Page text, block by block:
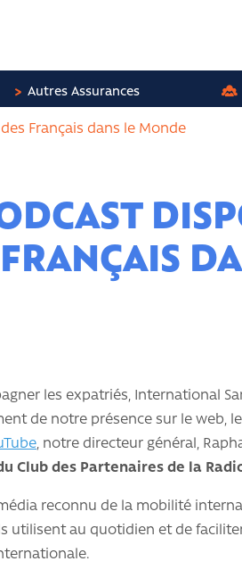
Autres Assurances
Français dans le Monde
les expatriés, International
de notre présence sur le web,
, notre directeur général,
Club des Partenaires de la
reconnu de la mobilité
utilisent au quotidien et de